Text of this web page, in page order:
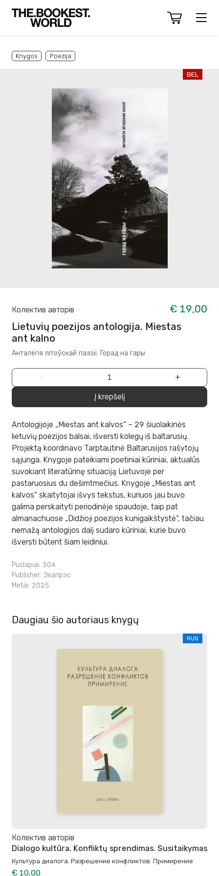
Knygos Poezija
BEL
Колектив авторів
€ 19,00
Lietuvių poezijos antologija. Miestas
ant kalno
Анталёгія літоўскай паэзіі. Горад на гары
− +
Į krepšelį
Antologijoje „Miestas ant kalvos“ – 29 šiuolaikinės
lietuvių poezijos balsai, išversti kolegų iš baltarusių.
Projektą koordinavo Tarptautinė Baltarusijos rašytojų
sąjunga. Knygoje pateikiami poetiniai kūriniai, aktualūs
suvokiant literatūrinę situaciją Lietuvoje per
pastaruosius du dešimtmečius. Knygoje „Miestas ant
kalvos“ skaitytojai išvys tekstus, kuriuos jau buvo
galima perskaityti periodinėje spaudoje, taip pat
almanachuose „Didžioji poezijos kunigaikštystė“, tačiau
nemažą antologijos dalį sudaro kūriniai, kurie buvo
išversti būtent šiam leidiniui.
Puslapiai: 304
Publisher: Экапрэс
Metai: 2025
Daugiau šio autoriaus knygų
RUS
Колектив авторів
Dialogo kultūra. Konfliktų sprendimas. Susitaikymas
Культура диалога. Разрешение конфликтов. Примирение
€ 10,00